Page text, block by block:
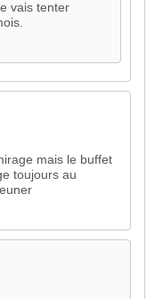
vais tenter
mais le buffet
toujours au